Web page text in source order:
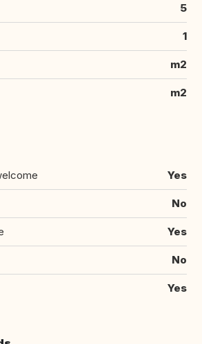
5
1
m2
m2
Yes
No
Yes
No
Yes